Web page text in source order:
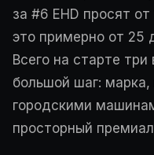
за #6 EHD просят
это примерно от 25
Всего на старте
большой шаг:
городскими
просторный